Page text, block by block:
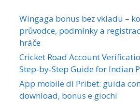
Wingaga bonus bez vkladu –
průvodce, podmínky a
hráče
Cricket Road Account
Step‑by‑Step Guide for Indian
App mobile di Pribet: guida
download, bonus e giochi